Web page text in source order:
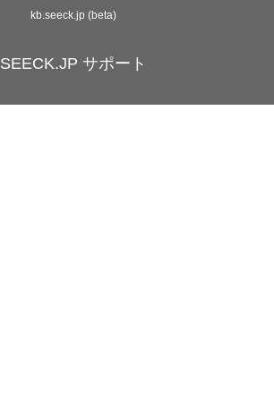
kb.seeck.jp (beta)
SEECK.JP サポート